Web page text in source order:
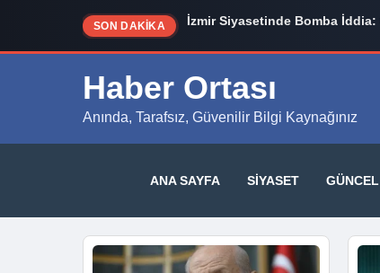
SON DAKİKA İzmir Siyasetinde Bomba
Ahbap Derneği
Haber Ortası
Anında, Tarafsız, Güvenilir Bilgi Kaynağınız
ANA SAYFA SIYASET GÜNCEL